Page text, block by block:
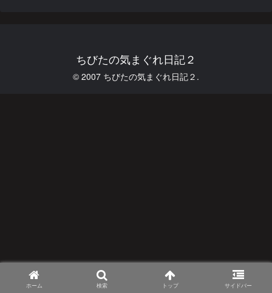
ちびたの気まぐれ日記２
© 2007 ちびたの気まぐれ日記２.
ホーム 検索 トップ サイドバー